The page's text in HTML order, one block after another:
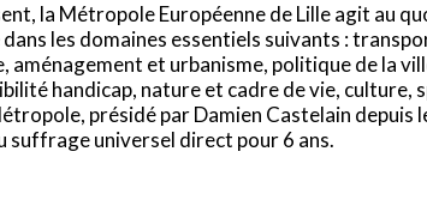
la Métropole Européenne de Lille agit au
les domaines essentiels suivants :
et urbanisme, politique de la
handicap, nature et cadre de vie, culture,
présidé par Damien Castelain depuis
suffrage universel direct pour 6 ans.